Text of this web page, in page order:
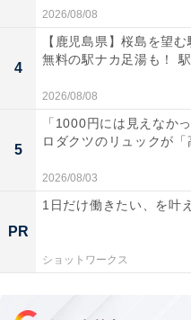
2026/08/08
4
【鹿児島県】桜島を望
無料の駅ナカ足湯も！
2026/08/08
5
「1000円には見えなか
ロダクツのリュックが「
2026/08/03
PR
1日だけ働きたい、を叶
ショットワークス